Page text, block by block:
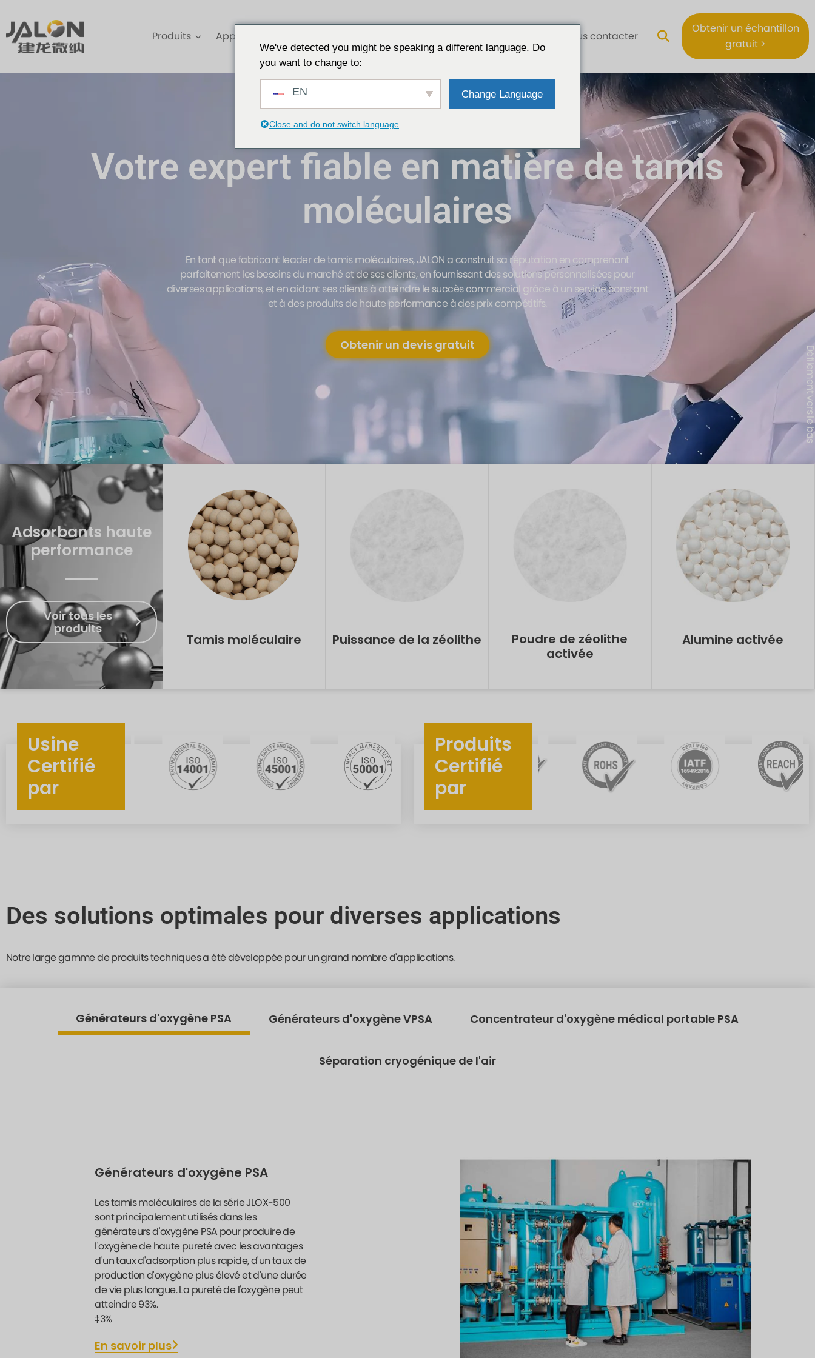
Produits Applications Nous contacter
Obtenir un échantillon
gratuit >
Code de stock : 688357
Votre expert fiable en matière de tamis
moléculaires
En tant que fabricant leader de tamis moléculaires, JALON a construit sa réputation en comprenant
parfaitement les besoins du marché et de ses clients, en fournissant des solutions personnalisées pour
diverses applications, et en aidant ses clients à atteindre le succès commercial grâce à un service constant
et à des produits de haute performance à des prix compétitifs.
Obtenir un devis gratuit
Adsorbants haute
performance
Voir tous les
produits
Tamis moléculaire Puissance de la zéolithe
Poudre de zéolithe
activée
Alumine activée
Usine
Certifié
par
Produits
Certifié
par
Des solutions optimales pour diverses applications
Notre large gamme de produits techniques a été développée pour un grand nombre d'applications.
Générateurs d'oxygène PSA Générateurs d'oxygène VPSA Concentrateur d'oxygène médical portable PSA
Séparation cryogénique de l'air
Générateurs d'oxygène PSA
Les tamis moléculaires de la série JLOX-500
sont principalement utilisés dans les
générateurs d'oxygène PSA pour produire de
l'oxygène de haute pureté avec les avantages
d'un taux d'adsorption plus rapide, d'un taux de
production d'oxygène plus élevé et d'une durée
de vie plus longue. La pureté de l'oxygène peut
atteindre 93%.
‡3%
En savoir plus
We've detected you might be speaking a different language. Do
you want to change to:
EN Change Language
Close and do not switch language